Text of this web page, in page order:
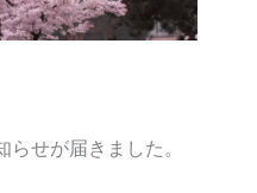
せが届きました。